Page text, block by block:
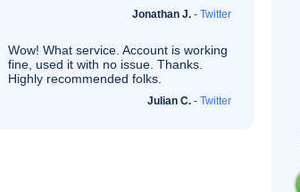
Jonathan J. - Twitter
Wow! What service. Account is working
fine, used it with no issue. Thanks.
Highly recommended folks.
Julian C. - Twitter